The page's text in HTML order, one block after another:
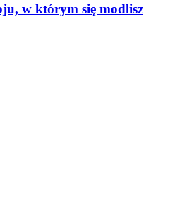
w którym się modlisz